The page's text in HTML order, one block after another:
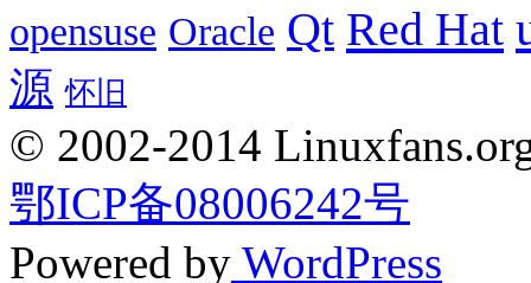
opensuse Oracle Qt Red Hat
源 怀旧
© 2002-2014
鄂ICP备08006242号
Powered by WordPress